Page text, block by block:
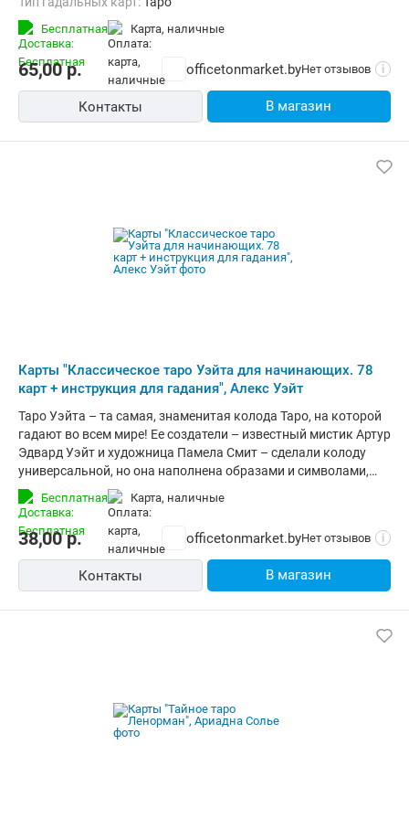
Бесплатная карта, наличные
65,00р. officetonmarket.byНет отзывов i
Контакты В магазин
Карты "Классическое таро Уэйта для начинающих. 78
карт + инструкция для гадания", Алекс Уэйт
Таро Уэйта – та самая, знаменитая колода Таро, на которой
гадают во всем мире! Ее создатели – известный мистик Артур
Эдвард Уэйт и художница Памела Смит – сделали колоду
универсальной, но она наполнена образами и символами,
которые могут запутать начинающих тарологов.
"Классическое таро Уэйта для начинающих" предлагает
упрощенный вариант карт, более легкий для восприятия. Эта
колода максимально проста и понятна и идеально подойдет
тем, кто только знакомится с системой Таро. Таро Уэйта даст
правдивый ответ даже новичку в гадании. Карты помогут
любой ситуации и понять других людей. Комплект состоит из
Бесплатная карта, наличные
38,00р. officetonmarket.byНет отзывов i
Контакты В магазин